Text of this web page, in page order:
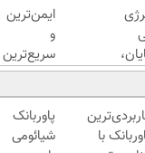
هر
و
ایمن‌ترین
و
سریع‌ترین
راه برای
شارژ
گوشی😍
👌🏻
با
پاوربانک
شیائومی